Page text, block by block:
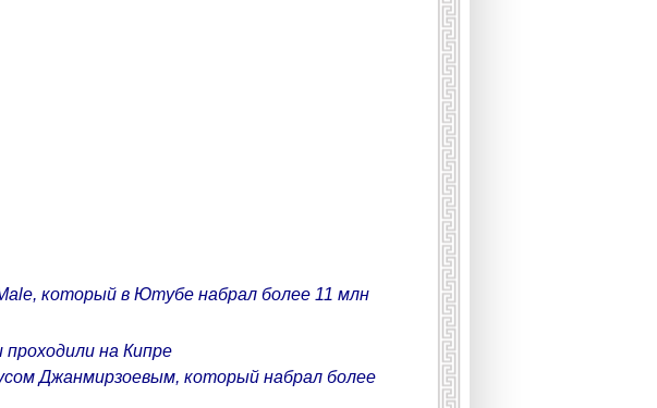
который в Ютубе набрал более 11 млн
на Кипрe
Джанмирзоевым, который набрал более